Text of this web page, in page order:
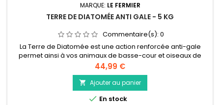
MARQUE: LE FERMIER
TERRE DE DIATOMÉE ANTI GALE - 5 KG
Commentaire(s): 0
La Terre de Diatomée est une action renforcée anti-gale
permet ainsi à vos animaux de basse-cour et oiseaux de
retrouver bien-être et confort dans leur environnement de
vie. La gale des animaux est liée à un insecte acarien qui se
niche sous la peau et cause de nombreuses
démangeaisons. La Terre de diatomée allie l’action répulsive
contre les insectes...
Prix
44,99 €
 Ajouter au panier
 En stock